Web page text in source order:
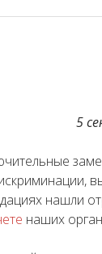
5
нашли
наших